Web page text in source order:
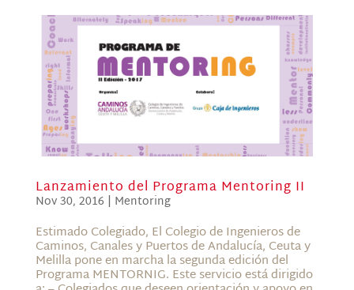
Lanzamiento del Programa Mentoring II
Nov 30, 2016 | Mentoring
Estimado Colegiado, El Colegio de Ingenieros de
Caminos, Canales y Puertos de Andalucía, Ceuta y
Melilla pone en marcha la segunda edición del
Programa MENTORNIG. Este servicio está dirigido